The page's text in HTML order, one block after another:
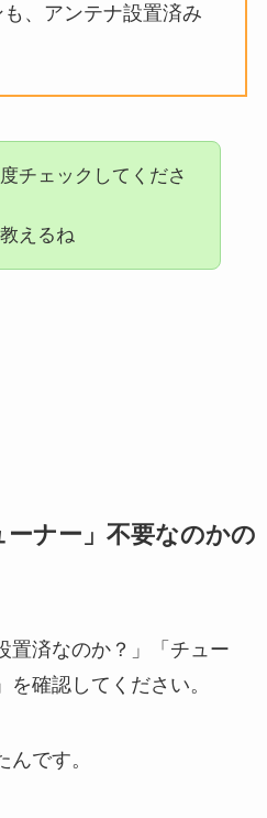
、アンテナ設置済み
チェックしてくださ
えるね
ーナー」不要なのかの
置済なのか？」「チュー
確認してください。
です。